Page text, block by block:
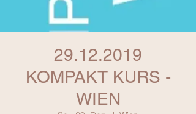
29.12.2019
KOMPAKT KURS -
WIEN